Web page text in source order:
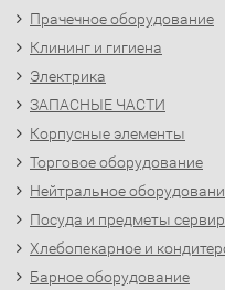
Прачечное оборудование
Клининг и гигиена
Электрика
ЗАПАСНЫЕ ЧАСТИ
Корпусные элементы
Торговое оборудование
Нейтральное
Посуда и предметы
Хлебопекарное и
Барное оборудование